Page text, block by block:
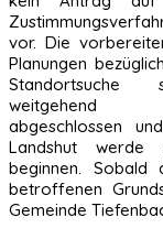
vor. Die
Planungen
Standortsuche
weitgehend
abgeschlossen
Landshut werde
beginnen.
betroffenen
Gemeinde